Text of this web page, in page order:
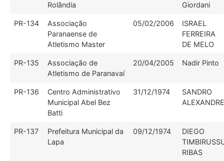
Rolândia
Giordani
PR-134
Associação
Paranaense de
Atletismo Master
05/02/2006
ISRAEL
FERREIRA
DE MELO
PR-135
Associação de
Atletismo de Paranavaí
20/04/2005 Nadir Pinto
PR-136
Centro Administrativo
Municipal Abel Bez
Batti
31/12/1974
SANDRO
ALEXANDRE
PR-137
Prefeitura Municipal da
Lapa
09/12/1974
DIEGO
RIBAS